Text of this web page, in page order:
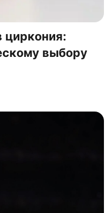
циркония:
выбору